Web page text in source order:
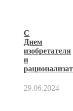
С
Днем
изобретателя
и
29.06.2024